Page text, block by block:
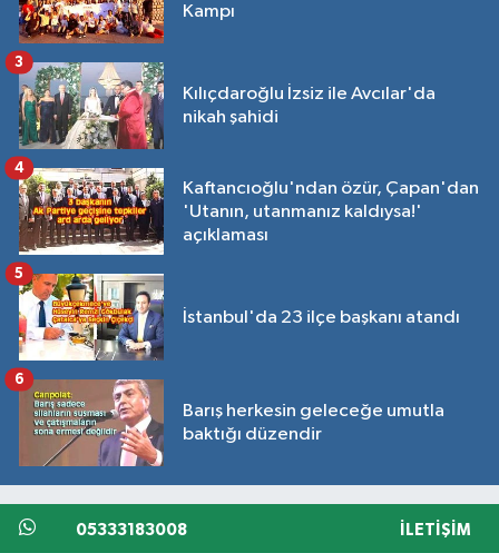
Kampı
Kılıçdaroğlu İzsiz ile Avcılar'da
nikah şahidi
3
Kaftancıoğlu'ndan özür, Çapan'dan
'Utanın, utanmanız kaldıysa!'
açıklaması
4
İstanbul'da 23 ilçe başkanı atandı
5
Barış herkesin geleceğe umutla
baktığı düzendir
6
05333183008 İLETIŞIM